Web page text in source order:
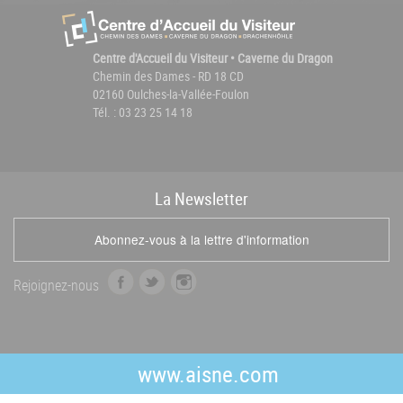
Centre d'Accueil du Visiteur • Caverne du Dragon
Chemin des Dames - RD 18 CD
02160 Oulches-la-Vallée-Foulon
Tél. : 03 23 25 14 18
La Newsletter
Abonnez-vous à la lettre d'information
Rejoignez-nous
b
o
t
e
r
a
g
r
www.aisne.com